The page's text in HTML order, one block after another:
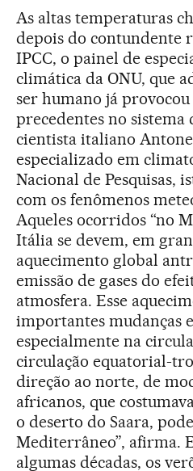
As altas temperaturas
depois do contundente
IPCC, o painel de
climática da ONU, que
ser humano já provocou
precedentes no sistema
cientista italiano
especializado em
Nacional de Pesquisas,
com os fenômenos
Aqueles ocorridos “no
Itália se devem, em
aquecimento global
emissão de gases do
atmosfera. Esse
importantes mudanças
especialmente na
circulação equatorial-
direção ao norte, de
africanos, que
o deserto do Saara,
Mediterrâneo”, afirma.
algumas décadas, os